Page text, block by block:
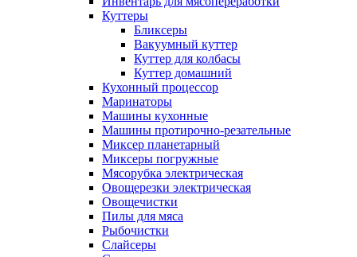
Куттеры
Бликсеры
Вакуумный куттер
Куттер для колбасы
Куттер домашний
Кухонный процессор
Маринаторы
Машины кухонные
Машины протирочно-резательные
Миксер планетарный
Миксеры погружные
Мясорубка электрическая
Овощерезки электрическая
Овощечистки
Пилы для мяса
Рыбочистки
Слайсеры